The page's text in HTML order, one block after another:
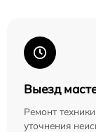
Выезд
Ремонт
уточнения